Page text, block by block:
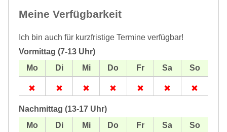
Meine Verfügbarkeit
Ich bin auch für kurzfristige Termine verfügbar!
Vormittag (7-13 Uhr)
Nachmittag (13-17 Uhr)